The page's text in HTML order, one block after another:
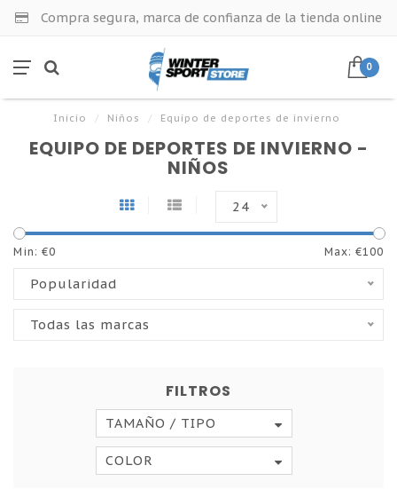
Compra segura, marca de confianza de la tienda online
0
Inicio / Niños / Equipo de deportes de invierno
EQUIPO DE DEPORTES DE INVIERNO -
NIÑOS
24
Min: €0 Max: €100
Popularidad
Todas las marcas
FILTROS
TAMAÑO / TIPO
COLOR